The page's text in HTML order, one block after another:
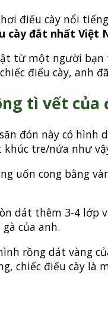
điếu cày nổi
cày đắt nhất Việt
từ một người
điếu cày,
tì vết của
đón này có hình
tre/nứa như
uốn cong bằng
dát thêm 3-4 lớp
của anh.
rồng dát vàng
chiếc điếu cày